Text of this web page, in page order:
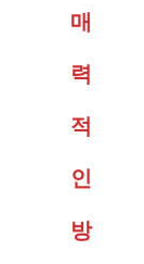
매
력
적
인
방